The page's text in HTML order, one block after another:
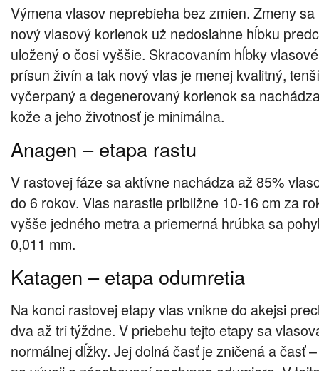
Výmena vlasov neprebieha bez zmien. Zmeny
nový vlasový korienok už nedosiahne hĺbku
uložený o čosi vyššie. Skracovaním hĺbky
prísun živín a tak nový vlas je menej kvalitný,
vyčerpaný a degenerovaný korienok sa
kože a jeho životnosť je minimálna.
Anagen – etapa rastu
V rastovej fáze sa aktívne nachádza až 85%
do 6 rokov. Vlas narastie približne 10-16 cm za
vyšše jedného metra a priemerná hrúbka sa
0,011 mm.
Katagen – etapa odumretia
Na konci rastovej etapy vlas vnikne do akejsi
dva až tri týždne. V priebehu tejto etapy sa
normálnej dĺžky. Jej dolná časť je zničená a časť